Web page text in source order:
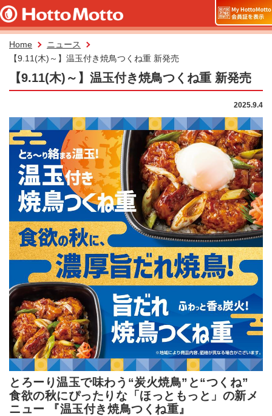
Home
ニュース
【9.11(木)～】温玉付き焼鳥つくね重 新発売
【9.11(木)～】温玉付き焼鳥つくね重 新発売
2025.9.4
とろーり温玉で味わう“炭火焼鳥”と“つくね”
食欲の秋にぴったりな「ほっともっと」の新メ
ニュー 『温玉付き焼鳥つくね重』